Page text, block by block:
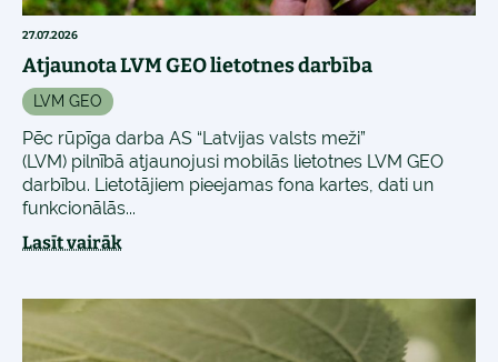
27.07.2026
Atjaunota LVM GEO lietotnes darbība
LVM GEO
Pēc rūpīga darba AS “Latvijas valsts meži”
(LVM) pilnībā atjaunojusi mobilās lietotnes LVM GEO
darbību. Lietotājiem pieejamas fona kartes, dati un
funkcionālās...
Lasīt vairāk